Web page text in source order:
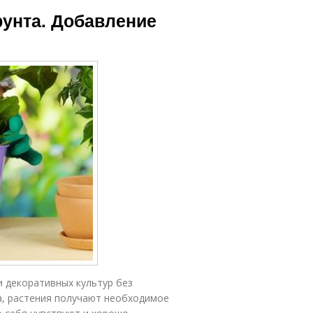
Добавление
культур без
растения получают необходимое